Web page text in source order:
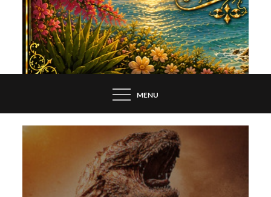
MENU